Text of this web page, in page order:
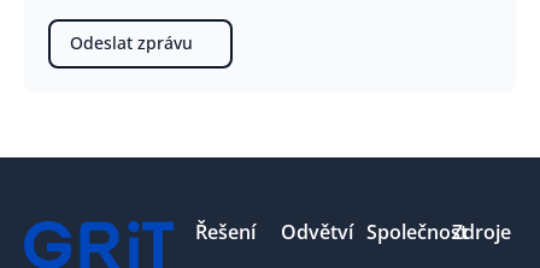
Odeslat zprávu
Řešení Odvětví SpolečnostZdroje